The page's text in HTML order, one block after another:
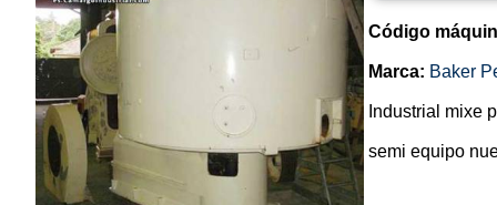
Código
Marca: Baker
Industrial mixe
semi equipo